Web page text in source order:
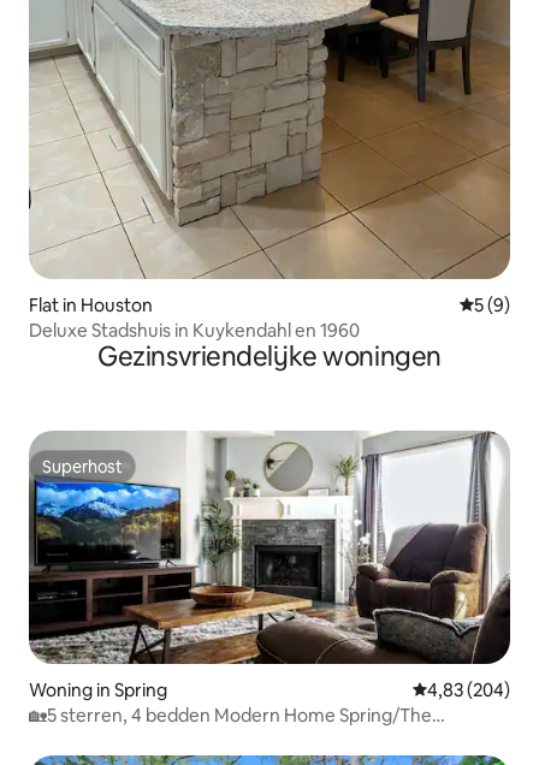
Flat in Houston
5 (9)
Deluxe Stadshuis in Kuykendahl en 1960
Gezinsvriendelijke woningen
Superhost
Superhost
Woning in Spring Gemiddelde
4,83 (204)
🏡5 sterren, 4 bedden Modern Home Spring/The